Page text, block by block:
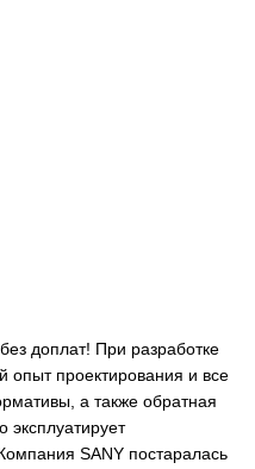
доплат! При разработке
опыт проектирования и все
а также обратная
эксплуатирует
SANY постаралась